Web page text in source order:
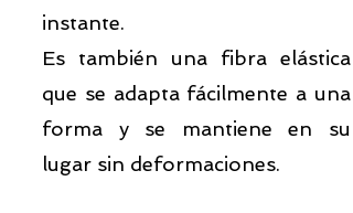
instante.
Es también una fibra elástica
que se adapta fácilmente a una
forma y se mantiene en su
lugar sin deformaciones.